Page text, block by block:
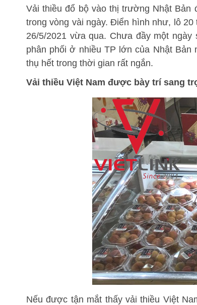
Vải thiều đổ bộ vào thị trường Nhật Bản
trong vòng vài ngày. Điển hình như, lô
26/5/2021 vừa qua. Chưa đầy một
phân phối ở nhiều TP lớn của Nhật
thụ hết trong thời gian rất ngắn.
Vải thiều Việt Nam được bày trí sang
Nếu được tận mắt thấy vải thiều Việt